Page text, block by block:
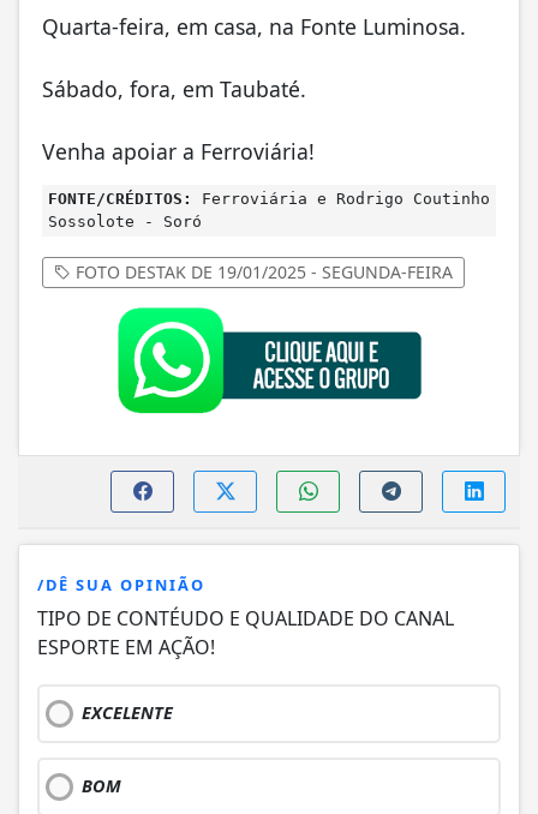
Quarta-feira, em casa, na Fonte Luminosa.
Sábado, fora, em Taubaté.
Venha apoiar a Ferroviária!
FONTE/CRÉDITOS:
Ferroviária e Rodrigo Coutinho
Sossolote - Soró
FOTO DESTAK DE 19/01/2025 - SEGUNDA-FEIRA
/DÊ SUA OPINIÃO
TIPO DE CONTÉUDO E QUALIDADE DO CANAL
ESPORTE EM AÇÃO!
EXCELENTE
BOM